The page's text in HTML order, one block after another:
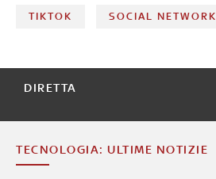
TIKTOK SOCIAL NETWORK
DIRETTA
TECNOLOGIA: ULTIME NOTIZIE